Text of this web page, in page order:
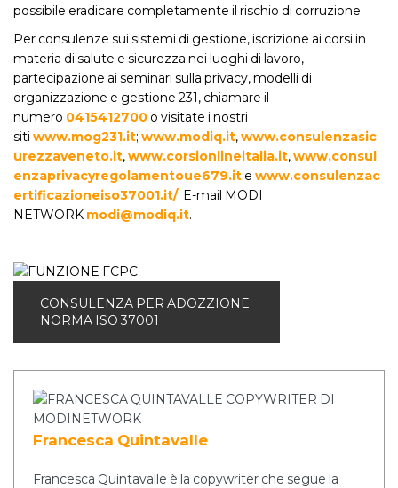
possibile eradicare completamente il rischio di corruzione.
Per consulenze sui sistemi di gestione, iscrizione ai corsi in
materia di salute e sicurezza nei luoghi di lavoro,
partecipazione ai seminari sulla privacy, modelli di
organizzazione e gestione 231, chiamare il
numero 0415412700 o visitate i nostri
siti www.mog231.it; www.modiq.it,www.consulenzasic
urezzaveneto.it,www.corsionlineitalia.it,www.consul
enzaprivacyregolamentoue679.it e www.consulenzac
ertificazioneiso37001.it/. E-mail MODI
NETWORK modi@modiq.it.
CONSULENZA PER ADOZZIONE
NORMA ISO 37001
Francesca Quintavalle
Francesca Quintavalle è la copywriter che segue la